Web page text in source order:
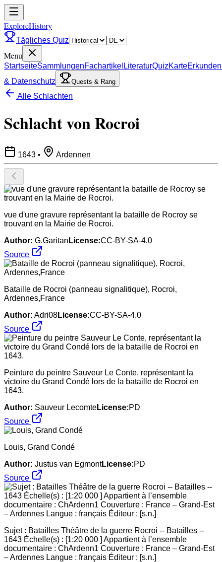
ExploreHistory
Tägliches Quiz
Menu
StartseiteSammlungenFachartikel LiteraturQuizKarteErkunden
& Datenschutz
Quests & Rang
Alle Schlachten
Schlacht von Rocroi
1643 • Ardennen
vue d'une gravure représentant la bataille de Rocroy se
trouvant en la Mairie de Rocroi.
Author: G.Garitan License:CC-BY-SA-4.0
Source
Bataille de Rocroi (panneau signalitique), Rocroi,
Ardennes,France
Author: Adri08License:CC-BY-SA-4.0
Source
Peinture du peintre Sauveur Le Conte, représentant la
victoire du Grand Condé lors de la bataille de Rocroi en
1643.
Author: Sauveur LecomteLicense:PD
Source
Louis, Grand Condé
Author: Justus van EgmontLicense:PD
Source
Sujet : Batailles Théâtre de la guerre Rocroi -- Batailles --
1643 Échelle(s) : [1:20 000 ] Appartient à l’ensemble
documentaire : ChArdenn1 Couverture : France – Grand-Est
– Ardennes Langue : français Éditeur : [s.n.]